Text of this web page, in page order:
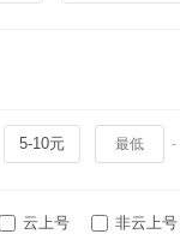
5-10元 -
云上号 非云上号